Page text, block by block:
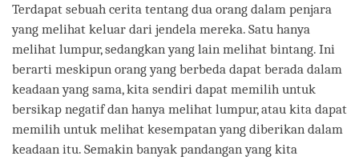
Terdapat sebuah cerita tentang dua orang dalam penjara
yang melihat keluar dari jendela mereka. Satu hanya
melihat lumpur, sedangkan yang lain melihat bintang. Ini
berarti meskipun orang yang berbeda dapat berada dalam
keadaan yang sama, kita sendiri dapat memilih untuk
bersikap negatif dan hanya melihat lumpur, atau kita dapat
memilih untuk melihat kesempatan yang diberikan dalam
keadaan itu. Semakin banyak pandangan yang kita